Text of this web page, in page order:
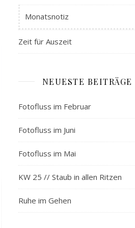
Monatsnotiz
Zeit für Auszeit
NEUESTE BEITRÄGE
Fotofluss im Februar
Fotofluss im Juni
Fotofluss im Mai
KW 25 // Staub in allen Ritzen
Ruhe im Gehen